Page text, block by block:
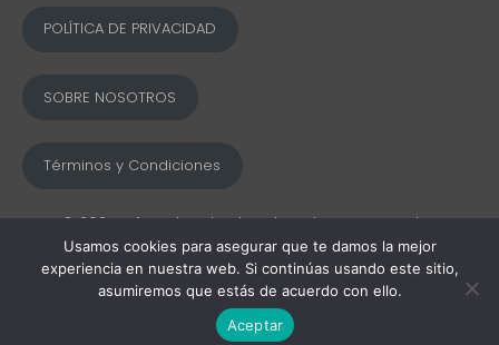
POLÍTICA DE PRIVACIDAD
SOBRE NOSOTROS
Términos y Condiciones
© 2025 Ofword Todos los derechos reservados
Usamos cookies para asegurar que te damos la mejor
experiencia en nuestra web. Si continúas usando este sitio,
asumiremos que estás de acuerdo con ello.
Aceptar